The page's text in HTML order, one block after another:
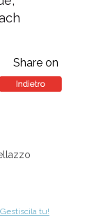
Share on
tu!